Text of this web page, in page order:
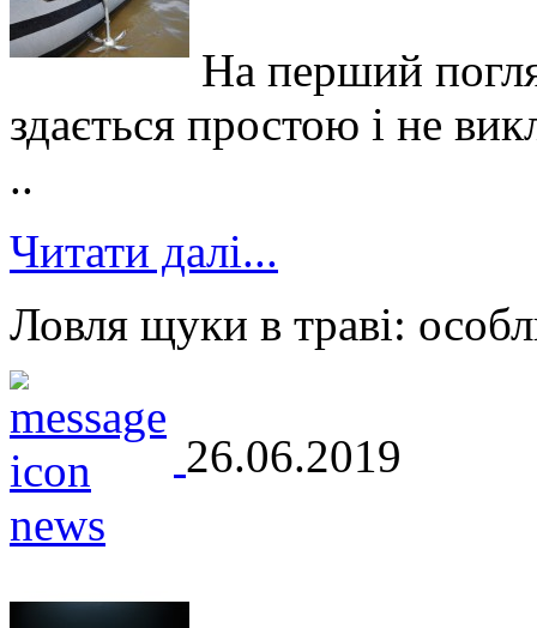
На перший
здається простою і не
..
Читати далі...
Ловля щуки в траві:
26.06.2019